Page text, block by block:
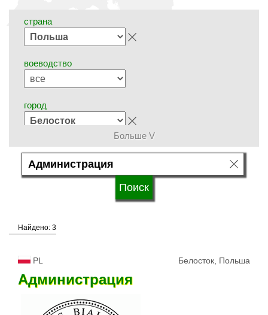
страна
воеводство
город
группы специальностей
система обучения
типы университетов
Больше V
Найдено: 3
PL Белосток, Польша
Администрация